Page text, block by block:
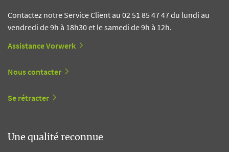
Contactez notre Service Client au 02 51 85 47 47 du lundi au
vendredi de 9h à 18h30 et le samedi de 9h à 12h.
Assistance Vorwerk
Nous contacter
Se rétracter
Une qualité reconnue